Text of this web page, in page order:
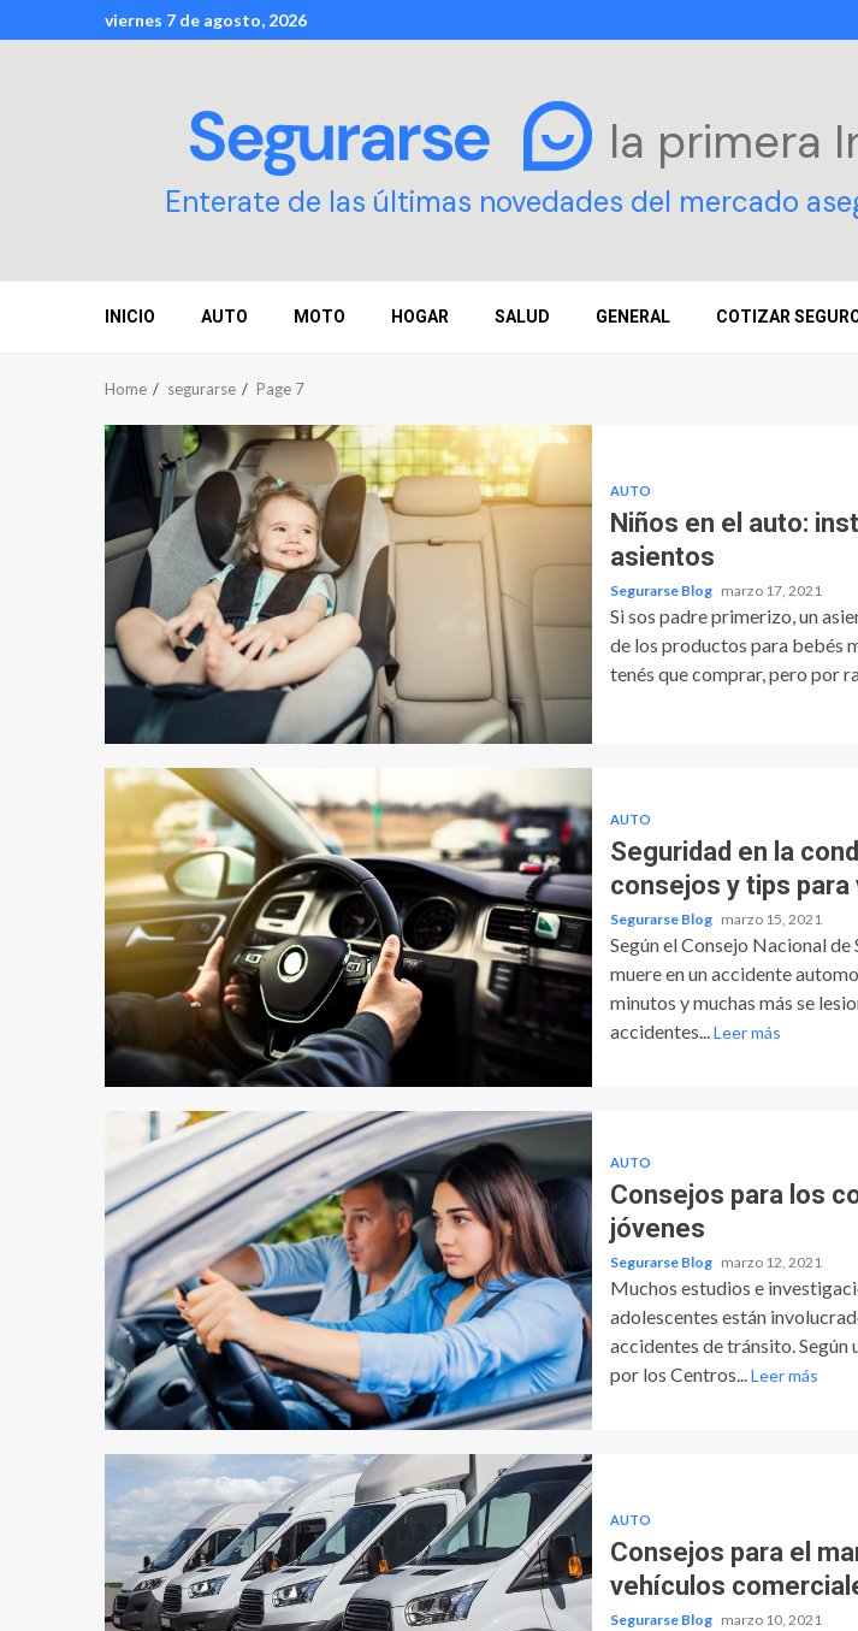
to
viernes 7 de agosto, 2026
la primera
Enterate de las últimas novedades del mercado
INICIO AUTO MOTO HOGAR SALUD GENERAL COTIZAR
Home segurarse Page 7
AUTO
Niños en el auto:
asientos
Segurarse Blog marzo 17, 2021
Si sos padre primerizo, un
de los productos para bebés
tenés que comprar, pero por
AUTO
Seguridad en la
consejos y tips para
Segurarse Blog marzo 15, 2021
Según el Consejo Nacional de
muere en un accidente
minutos y muchas más se
accidentes... Leer más
AUTO
Consejos para los
jóvenes
Segurarse Blog marzo 12, 2021
Muchos estudios e
adolescentes están
accidentes de tránsito. Según
por los Centros... Leer más
AUTO
Consejos para el
vehículos
Segurarse Blog marzo 10, 2021